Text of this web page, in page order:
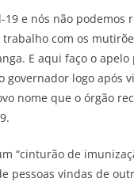
e nós não podemos
com os
E aqui faço o apelo
governador logo após
nome que o órgão
“cinturão de
pessoas vindas de